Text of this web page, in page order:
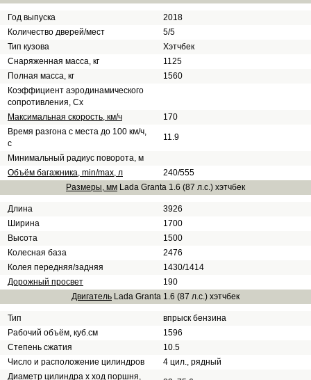
Год выпуска
2018
Количество дверей/мест
5/5
Тип кузова
Хэтчбек
Снаряженная масса, кг
1125
Полная масса, кг
1560
Коэффициент аэродинамического
сопротивления, Сх
Максимальная скорость, км/ч
170
Время разгона с места до 100 км/ч,
с
11.9
Минимальный радиус поворота, м
Объём багажника, min/max, л
240/555
Размеры, мм Lada Granta 1.6 (87 л.с.) хэтчбек
Длина
3926
Ширина
1700
Высота
1500
Колесная база
2476
Колея передняя/задняя
1430/1414
Дорожный просвет
190
Двигатель Lada Granta 1.6 (87 л.с.) хэтчбек
Тип
впрыск бензина
Рабочий объём, куб.см
1596
Степень сжатия
10.5
Число и расположение цилиндров
4 цил., рядный
Диаметр цилиндра х ход поршня,